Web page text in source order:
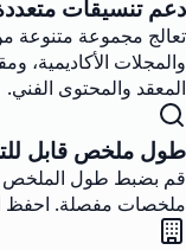
دعم تنسيقات
والمجلات الأكاديمية،
المعقد والمحتوى الفني.
طول ملخص قابل
قم بضبط طول الملخص
ملخصات مفصلة.